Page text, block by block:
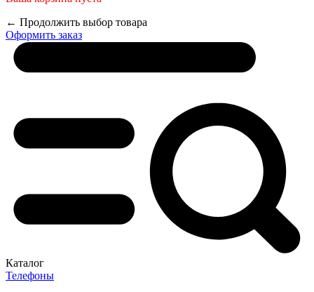
← Продолжить выбор товара
Оформить заказ
Каталог
Телефоны